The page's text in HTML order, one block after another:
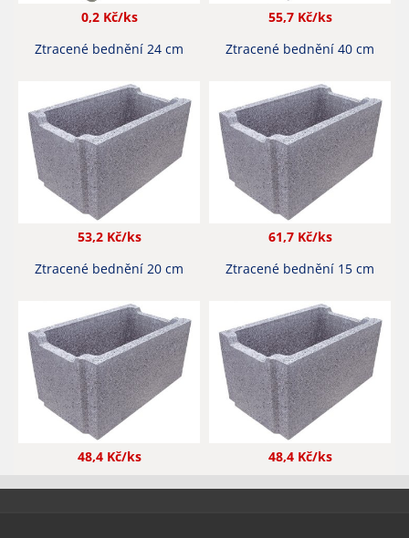
0,2 Kč/ks 55,7 Kč/ks
Ztracené bednění 24 cm
53,2 Kč/ks
Ztracené bednění 40 cm
61,7 Kč/ks
Ztracené bednění 20 cm
48,4 Kč/ks
Ztracené bednění 15 cm
48,4 Kč/ks